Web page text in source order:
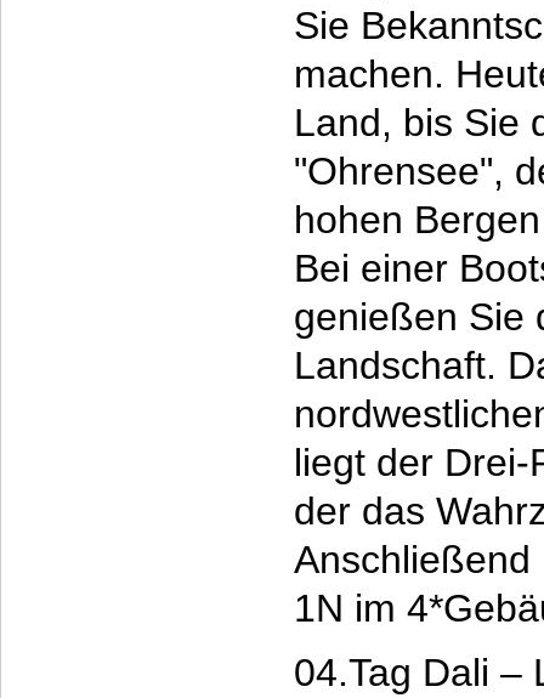
Sie
machen.
Land, bis Sie
"Ohrensee",
hohen
Bei einer
genießen Sie
Landschaft.
liegt der Drei-
der das
Anschließend
1N im
04.Tag Dali –